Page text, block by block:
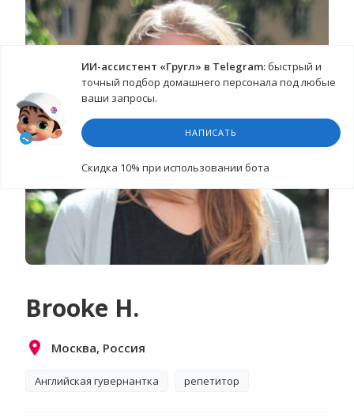
ИИ-ассистент «Гругл» в Telegram:быстрый и
точный подбор домашнего персонала под любые
ваши запросы.
НАПИСАТЬ
Cкидка 10% при использовании бота
Brooke H.
Москва, Россия
Английская гувернантка репетитор